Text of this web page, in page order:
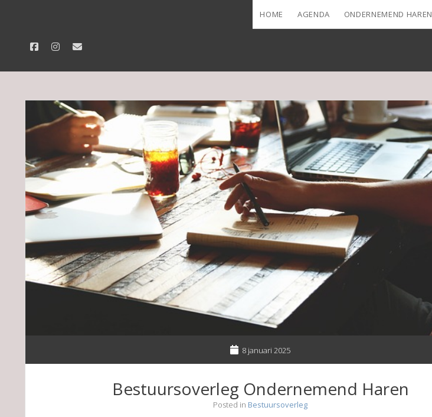
facebookinstagram
email
HOME AGENDA ONDERNEMEND HAREN
8 januari 2025
Bestuursoverleg Ondernemend Haren
Posted in Bestuursoverleg